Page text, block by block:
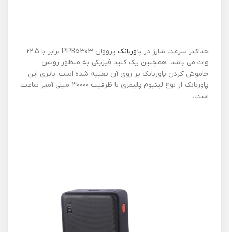
حداکثر سرعت شارژ در پاوربانک
پرووان PPB5303 برابر با 22.5
وات می باشد. همچنین یک کلید فیزیکی به منظور روشن
خاموش کردن پاوربانک بر روی آن تعبیه شده است. باتری این
پاوربانک از نوع لیتیوم پلیمری با ظرفیت ۳۰۰۰۰ میلی آمپر ساعت
است.